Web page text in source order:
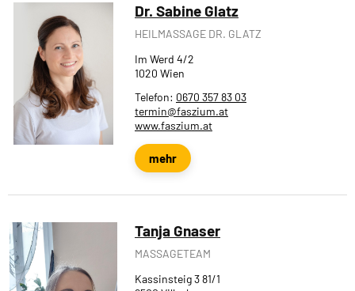
Dr. Sabine Glatz
HEILMASSAGE DR. GLATZ
Im Werd 4/2
1020 Wien
Telefon: 0670 357 83 03
termin@faszium.at
www.faszium.at
mehr
Tanja Gnaser
MASSAGETEAM
Kassinsteig 3 81/1